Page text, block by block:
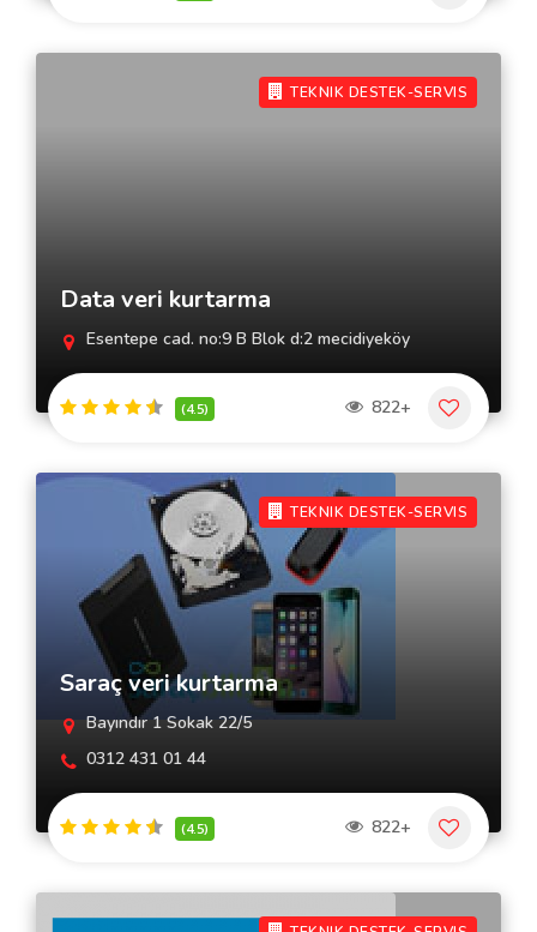
TEKNIK DESTEK-SERVIS
Data veri kurtarma
Esentepe cad. no:9 B Blok d:2 mecidiyeköy
(4.5) 822+
TEKNIK DESTEK-SERVIS
Saraç veri kurtarma
Bayındır 1 Sokak 22/5
0312 431 01 44
(4.5) 822+